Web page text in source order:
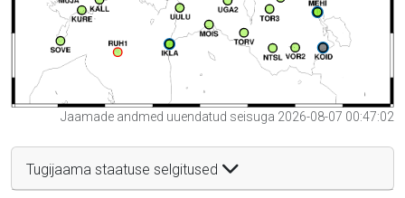
Jaamade andmed uuendatud seisuga 2026-08-07 00:47:02
Tugijaama staatuse selgitused